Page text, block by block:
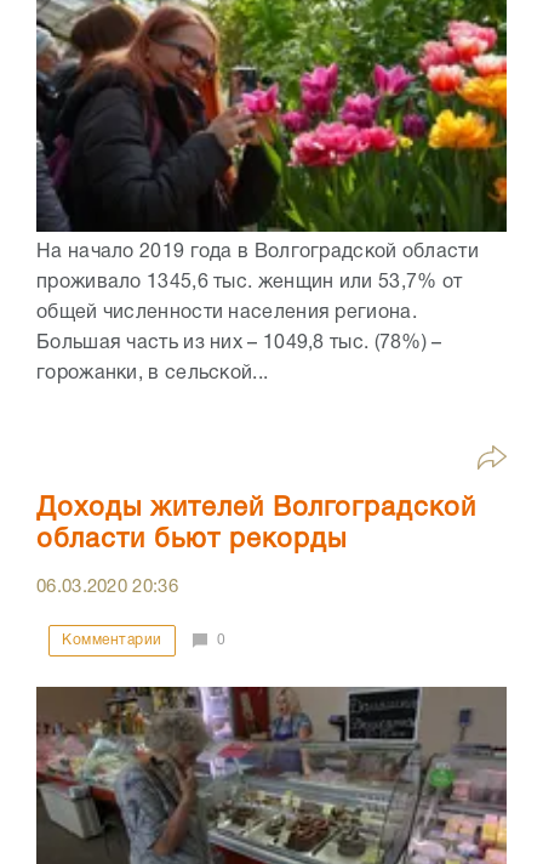
На начало 2019 года в Волгоградской области
проживало 1345,6 тыс. женщин или 53,7% от
общей численности населения региона.
Большая часть из них – 1049,8 тыс. (78%) –
горожанки, в сельской...
Доходы жителей Волгоградской
области бьют рекорды
06.03.202020:36
Комментарии 0